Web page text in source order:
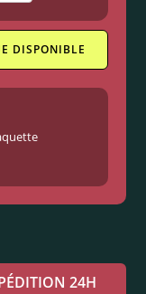
DISPONIBLE
24H